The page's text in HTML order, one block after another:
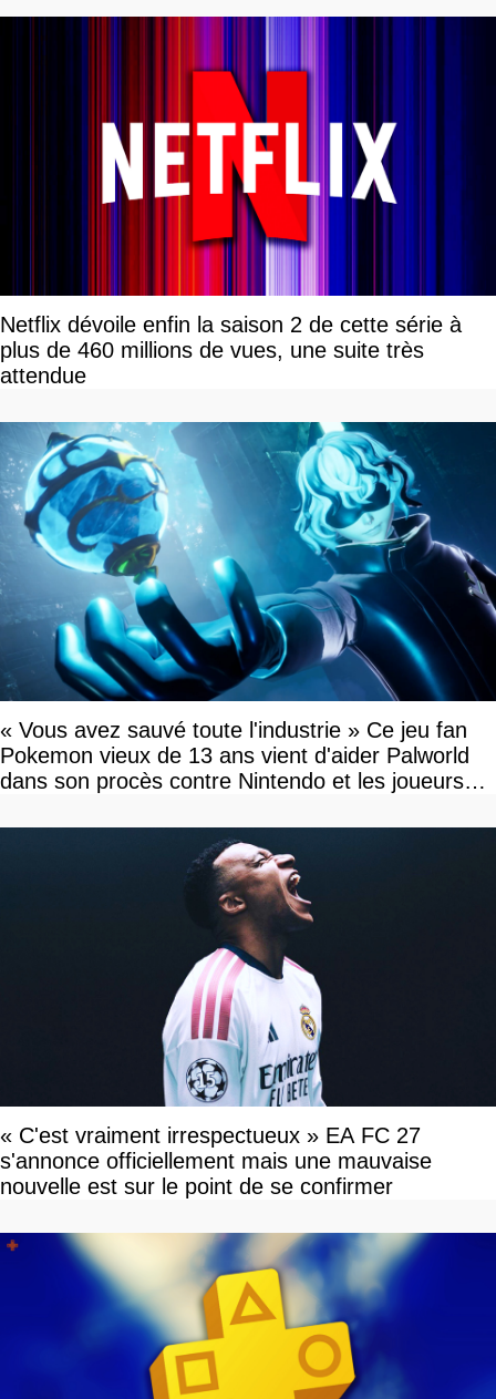
Netflix dévoile enfin la saison 2 de cette série à
plus de 460 millions de vues, une suite très
attendue
« Vous avez sauvé toute l'industrie » Ce jeu fan
Pokemon vieux de 13 ans vient d'aider Palworld
dans son procès contre Nintendo et les joueurs
« C'est vraiment irrespectueux » EA FC 27
s'annonce officiellement mais une mauvaise
nouvelle est sur le point de se confirmer